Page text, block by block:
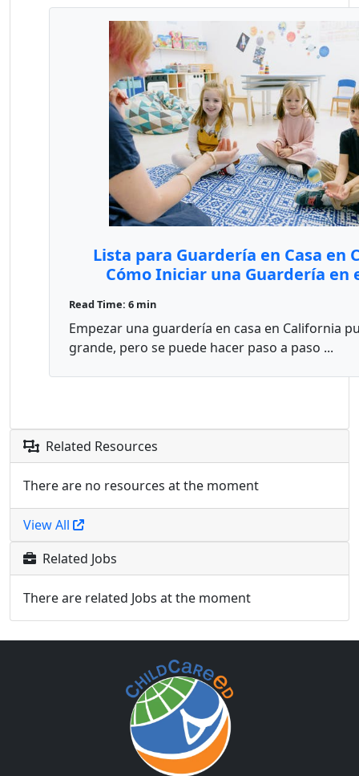
Lista para Guardería en Casa en
Cómo Iniciar una Guardería en
Read Time: 6 min
Empezar una guardería en casa en California
grande, pero se puede hacer paso a paso ...
Related Resources
There are no resources at the moment
View All
Related Jobs
There are related Jobs at the moment